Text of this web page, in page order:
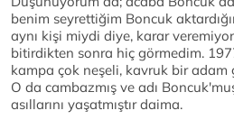
benim seyrettiğim Boncuk
aynı kişi miydi diye, karar
bitirdikten sonra hiç görmedim.
kampa çok neşeli, kavruk bir adam
O da cambazmış ve adı
asıllarını yaşatmıştır daima.